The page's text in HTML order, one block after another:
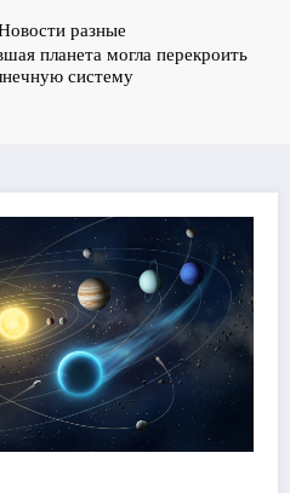
разные
планета могла перекроить
систему